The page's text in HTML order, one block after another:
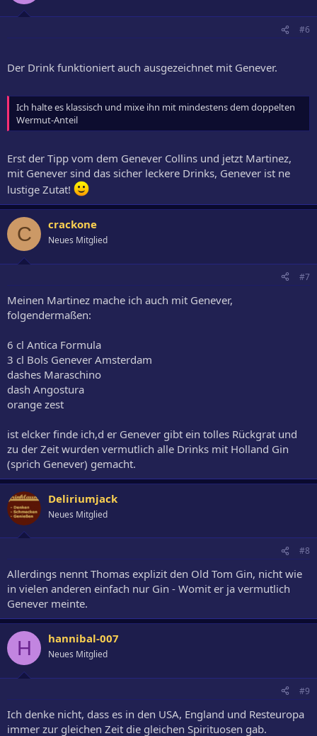
#6
Der Drink funktioniert auch ausgezeichnet mit Genever.
Ich halte es klassisch und mixe ihn mit mindestens dem doppelten
Wermut-Anteil
Erst der Tipp vom dem Genever Collins und jetzt Martinez,
mit Genever sind das sicher leckere Drinks, Genever ist ne
lustige Zutat!
C crackone
Neues Mitglied
#7
Meinen Martinez mache ich auch mit Genever,
folgendermaßen:
6 cl Antica Formula
3 cl Bols Genever Amsterdam
dashes Maraschino
dash Angostura
orange zest
ist elcker finde ich,d er Genever gibt ein tolles Rückgrat und
zu der Zeit wurden vermutlich alle Drinks mit Holland Gin
(sprich Genever) gemacht.
Deliriumjack
Neues Mitglied
#8
Allerdings nennt Thomas explizit den Old Tom Gin, nicht wie
in vielen anderen einfach nur Gin - Womit er ja vermutlich
Genever meinte.
H hannibal-007
Neues Mitglied
#9
Ich denke nicht, dass es in den USA, England und Resteuropa
immer zur gleichen Zeit die gleichen Spirituosen gab.